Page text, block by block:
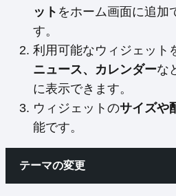
ット をホーム画面に追加
す。
利用可能なウィジェット
ニュース、カレンダーな
に表示できます。
ウィジェットのサイズや
能です。
テーマの変更